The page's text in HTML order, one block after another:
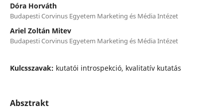
Dóra Horváth
Budapesti Corvinus Egyetem Marketing és Média Intézet
Ariel Zoltán Mitev
Budapesti Corvinus Egyetem Marketing és Média Intézet
Kulcsszavak: kutatói introspekció, kvalitatív kutatás
Absztrakt